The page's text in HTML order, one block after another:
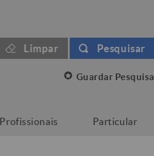
Limpar Pesquisar
Guardar Pesquisa
Profissionais Particular